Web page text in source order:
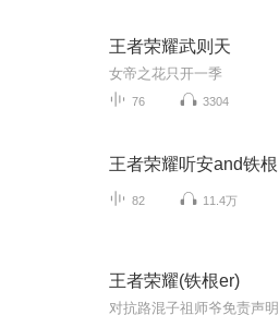
王者荣耀武则天
女帝之花只开一季
76 3304
王者荣耀听安and铁根
82 11.4万
王者荣耀(铁根er)